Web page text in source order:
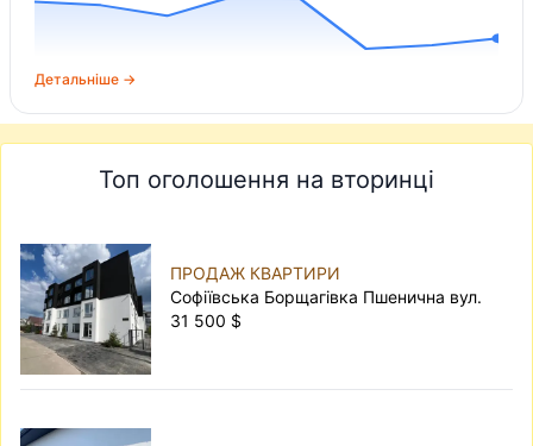
Детальніше →
Топ оголошення на вторинці
ПРОДАЖ КВАРТИРИ
Софіївська Борщагівка Пшенична вул.
31 500 $